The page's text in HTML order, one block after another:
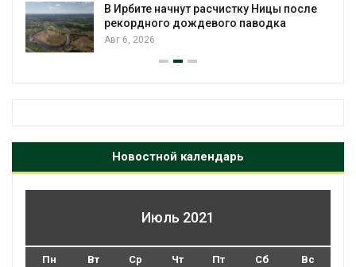
В Ирбите начнут расчистку Ницы после
рекордного дождевого паводка
Авг 6, 2026
Новостной календарь
Июль 2021
Пн Вт Ср Чт Пт Сб Вс